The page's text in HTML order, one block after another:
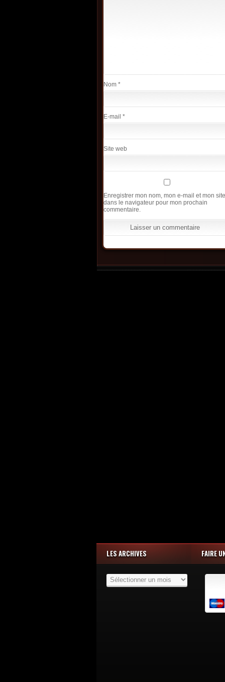
Nom *
E-mail *
Site web
Enregistrer mon nom, mon e-mail et mon site
dans le navigateur pour mon prochain
commentaire.
LES ARCHIVES
Archives
FAIRE